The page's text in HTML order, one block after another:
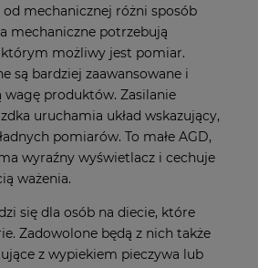
mechanicznej różni sposób
mechaniczne potrzebują
możliwy jest pomiar.
są bardziej zaawansowane i
wagę produktów. Zasilanie
uruchamia układ wskazujący,
pomiarów. To małe AGD,
wyraźny wyświetlacz i cechuje
ważenia.
się dla osób na diecie, które
Zadowolone będą z nich także
z wypiekiem pieczywa lub